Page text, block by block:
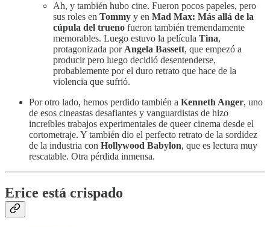
Ah, y también hubo cine. Fueron pocos papeles, pero
sus roles en Tommy y en Mad Max: Más allá de la
cúpula del trueno fueron también tremendamente
memorables. Luego estuvo la película Tina,
protagonizada por Angela Bassett, que empezó a
producir pero luego decidió desentenderse,
probablemente por el duro retrato que hace de la
violencia que sufrió.
Por otro lado, hemos perdido también a Kenneth Anger, uno
de esos cineastas desafiantes y vanguardistas de hizo
increíbles trabajos experimentales de queer cinema desde el
cortometraje. Y también dio el perfecto retrato de la sordidez
de la industria con Hollywood Babylon, que es lectura muy
rescatable. Otra pérdida inmensa.
Erice está crispado